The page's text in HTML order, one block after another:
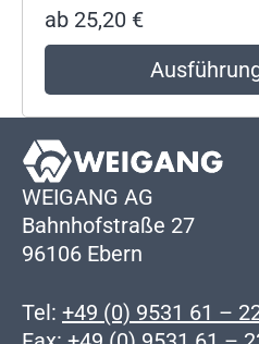
ab 25,20 €
WEIGANG AG
Bahnhofstraße 27
96106 Ebern
Tel: +49 (0) 9531 61 –